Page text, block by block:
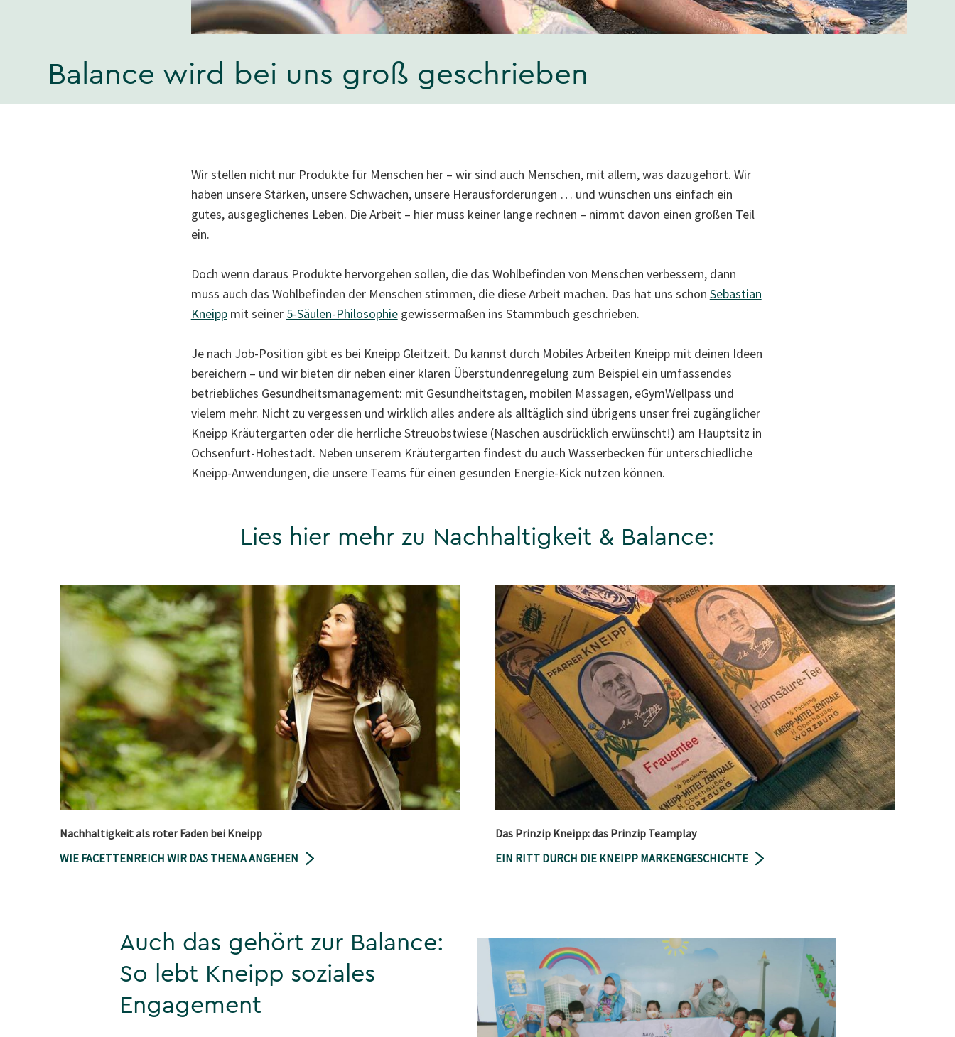
Balance wird bei uns groß geschrieben
Wir stellen nicht nur Produkte für Menschen her – wir sind auch Menschen, mit allem, was dazugehört. Wir
haben unsere Stärken, unsere Schwächen, unsere Herausforderungen … und wünschen uns einfach ein
gutes, ausgeglichenes Leben. Die Arbeit – hier muss keiner lange rechnen – nimmt davon einen großen Teil
ein.
Doch wenn daraus Produkte hervorgehen sollen, die das Wohlbefinden von Menschen verbessern, dann
muss auch das Wohlbefinden der Menschen stimmen, die diese Arbeit machen. Das hat uns schon Sebastian
Kneippmit seiner 5-Säulen-Philosophiegewissermaßen ins Stammbuch geschrieben.
Je nach Job-Position gibt es bei Kneipp Gleitzeit. Du kannst durch Mobiles Arbeiten Kneipp mit deinen Ideen
bereichern – und wir bieten dir neben einer klaren Überstundenregelung zum Beispiel ein umfassendes
betriebliches Gesundheitsmanagement: mit Gesundheitstagen, mobilen Massagen, eGymWellpass und
vielem mehr. Nicht zu vergessen und wirklich alles andere als alltäglich sind übrigens unser frei zugänglicher
Kneipp Kräutergarten oder die herrliche Streuobstwiese (Naschen ausdrücklich erwünscht!) am Hauptsitz in
Ochsenfurt-Hohestadt. Neben unserem Kräutergarten findest du auch Wasserbecken für unterschiedliche
Kneipp-Anwendungen, die unsere Teams für einen gesunden Energie-Kick nutzen können.
Lies hier mehr zu Nachhaltigkeit & Balance:
Nachhaltigkeit als roter Faden bei Kneipp
WIE FACETTENREICH WIR DAS THEMA ANGEHEN
Das Prinzip Kneipp: das Prinzip Teamplay
EIN RITT DURCH DIE KNEIPP MARKENGESCHICHTE
Auch das gehört zur Balance:
So lebt Kneipp soziales
Engagement